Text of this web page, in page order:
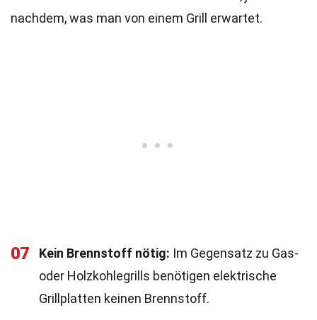
nachdem, was man von einem Grill erwartet.
07 Kein Brennstoff nötig: Im Gegensatz zu Gas-
oder Holzkohlegrills benötigen elektrische
Grillplatten keinen Brennstoff.